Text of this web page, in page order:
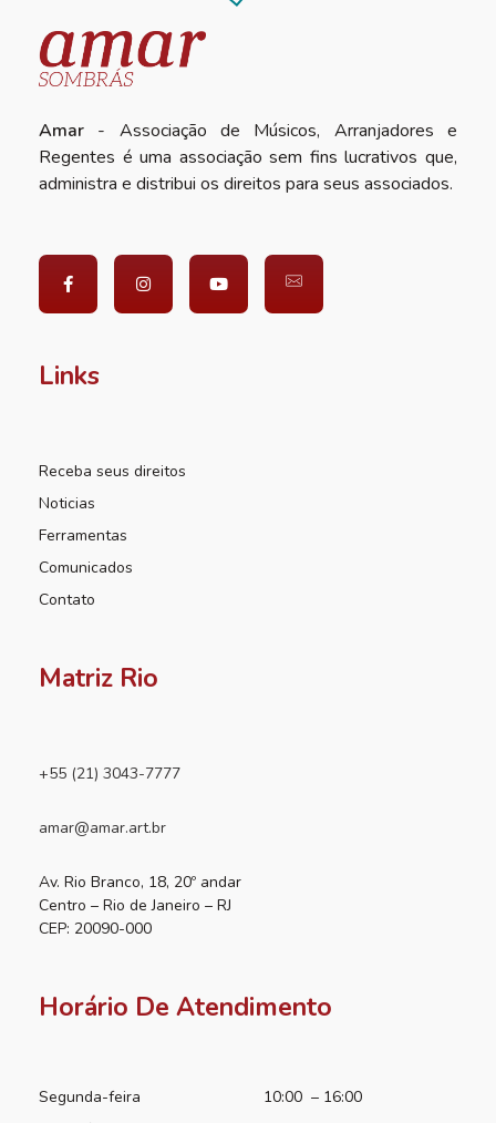
Amar - Associação de Músicos, Arranjadores e
Regentes é uma associação sem fins lucrativos que,
administra e distribui os direitos para seus associados.
Links
Receba seus direitos
Noticias
Ferramentas
Comunicados
Contato
Matriz Rio
+55 (21) 3043-7777
amar@amar.art.br
Av. Rio Branco, 18, 20º andar
Centro – Rio de Janeiro – RJ
CEP: 20090-000
Horário De Atendimento
Segunda-feira
10:00 – 16:00